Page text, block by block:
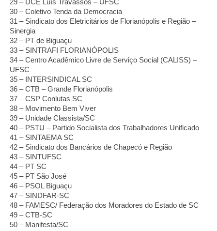
29 – DCE Luís Travassos – UFSC
30 – Coletivo Tenda da Democracia
31 – Sindicato dos Eletricitários de Florianópolis e Região –
Sinergia
32 – PT de Biguaçu
33 – SINTRAFI FLORIANÓPOLIS
34 – Centro Acadêmico Livre de Serviço Social (CALISS) –
UFSC
35 – INTERSINDICAL SC
36 – CTB – Grande Florianópolis
37 – CSP Conlutas SC
38 – Movimento Bem Viver
39 – Unidade Classista/SC
40 – PSTU – Partido Socialista dos Trabalhadores Unificado
41 – SINTAEMA SC
42 – Sindicato dos Bancários de Chapecó e Região
43 – SINTUFSC
44 – PT SC
45 – PT São José
46 – PSOL Biguaçu
47 – SINDFAR-SC
48 – FAMESC/ Federação dos Moradores do Estado de SC
49 – CTB-SC
50 – Manifesta/SC